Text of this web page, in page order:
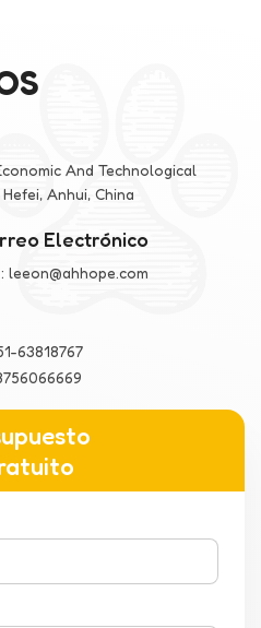
And Technological
Anhui, China
Electrónico
leeon@ahhope.com
63818767